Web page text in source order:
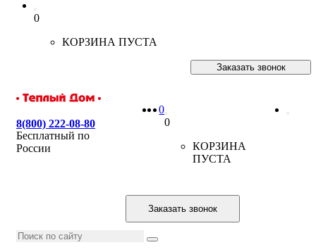
0
КОРЗИНА ПУСТА
Заказать звонок
8(800) 222-08-80
Бесплатный по
России
0
0
КОРЗИНА
ПУСТА
Заказать звонок